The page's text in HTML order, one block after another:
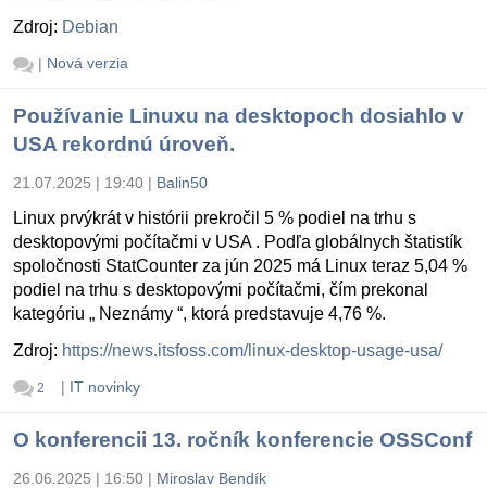
Zdroj: Debian
| Nová verzia
Používanie Linuxu na desktopoch dosiahlo v
USA rekordnú úroveň.
21.07.2025 | 19:40 | Balin50
Linux prvýkrát v histórii prekročil 5 % podiel na trhu s
desktopovými počítačmi v USA . Podľa globálnych štatistík
spoločnosti StatCounter za jún 2025 má Linux teraz 5,04 %
podiel na trhu s desktopovými počítačmi, čím prekonal
kategóriu „ Neznámy “, ktorá predstavuje 4,76 %.
Zdroj: https://news.itsfoss.com/linux-desktop-usage-usa/
2 | IT novinky
O konferencii 13. ročník konferencie OSSConf
26.06.2025 | 16:50 | Miroslav Bendík